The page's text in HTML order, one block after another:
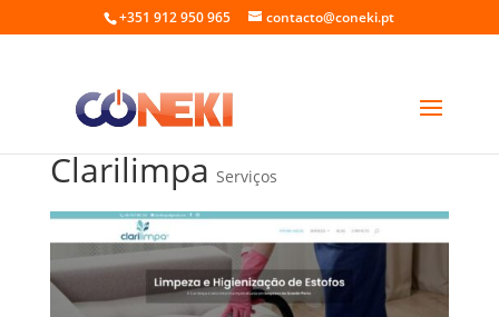
+351 912 950 965 contacto@coneki.pt
Clarilimpa Serviços